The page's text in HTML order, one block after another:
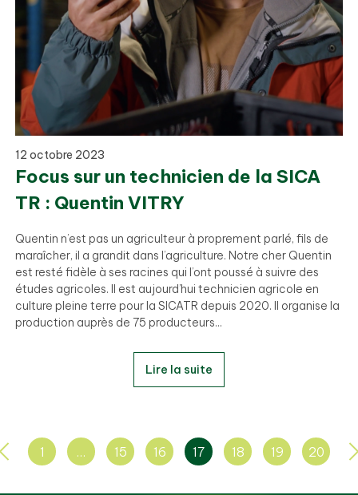
12 octobre 2023
Focus sur un technicien de la SICA
TR : Quentin VITRY
Quentin n’est pas un agriculteur à proprement parlé, fils de
maraîcher, il a grandit dans l’agriculture. Notre cher Quentin
est resté fidèle à ses racines qui l’ont poussé à suivre des
études agricoles. Il est aujourd’hui technicien agricole en
culture pleine terre pour la SICATR depuis 2020. Il organise la
production auprès de 75 producteurs...
Lire la suite
1 … 15 16 17 18 19 20